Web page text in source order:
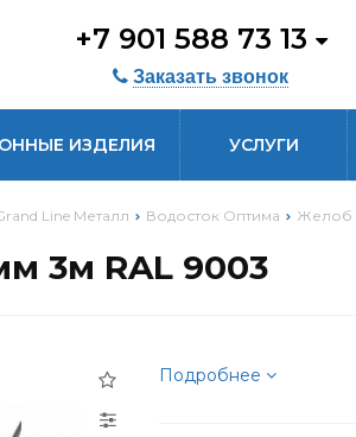
+7 901 588 73 13
Заказать звонок
ИЗДЕЛИЯ УСЛУГИ
Line Металл Водосток Оптима Желоб
3м RAL 9003
Подробнее